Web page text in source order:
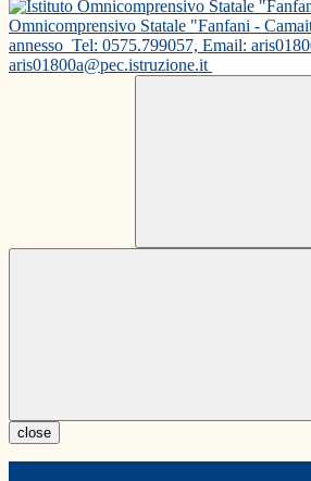
Omnicomprensivo Statale "Fanfani -
annesso Tel: 0575.799057, Email:
aris01800a@pec.istruzione.it
close